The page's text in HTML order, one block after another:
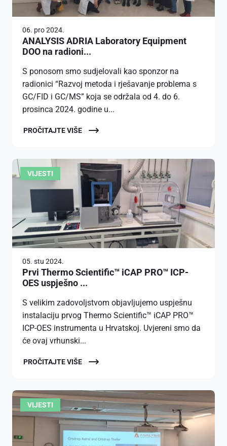
06. pro 2024.
ANALYSIS ADRIA Laboratory Equipment
DOO na radioni...
S ponosom smo sudjelovali kao sponzor na
radionici “Razvoj metoda i rješavanje problema s
GC/FID i GC/MS” koja se održala od 4. do 6.
prosinca 2024. godine u...
PROČITAJTE VIŠE
VIJESTI
05. stu 2024.
Prvi Thermo Scientific™ iCAP PRO™ ICP-
OES uspješno ...
S velikim zadovoljstvom objavljujemo uspješnu
instalaciju prvog Thermo Scientific™ iCAP PRO™
ICP-OES instrumenta u Hrvatskoj. Uvjereni smo da
će ovaj vrhunski...
PROČITAJTE VIŠE
VIJESTI